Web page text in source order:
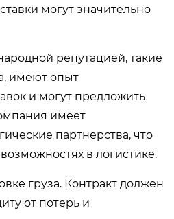
могут значительно
репутацией, такие
имеют опыт
и могут предложить
имеет
партнерства, что
в логистике.
груза. Контракт должен
от потерь и